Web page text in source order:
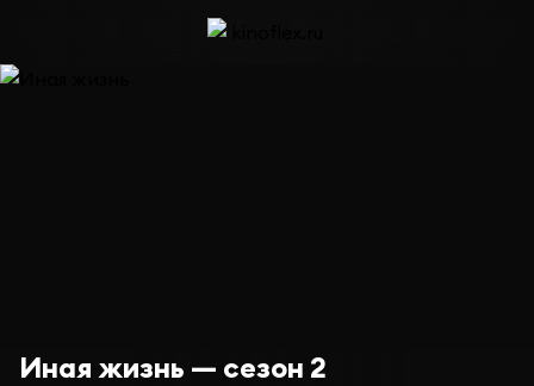
Иная жизнь — сезон 2